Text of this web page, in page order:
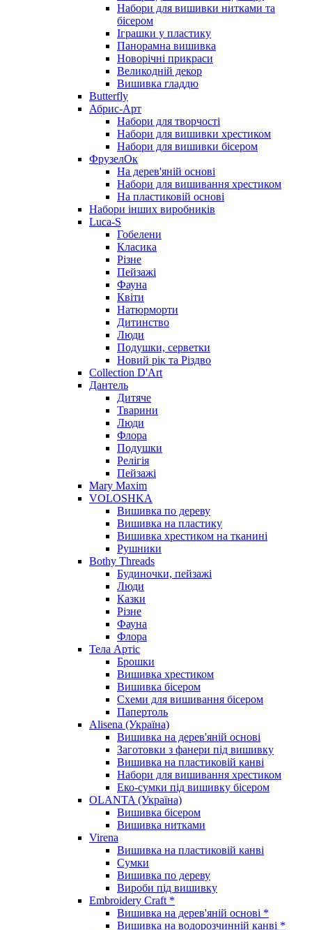
Набори для вишивки нитками та
бісером
Іграшки у пластику
Панорамна вишивка
Новорічні прикраси
Великодній декор
Вишивка гладдю
Butterfly
Абрис-Арт
Набори для творчості
Набори для вишивки хрестиком
Набори для вишивки бісером
ФрузелОк
На дерев'яній основі
Набори для вишивання хрестиком
На пластиковій основі
Набори інших виробників
Luca-S
Гобелени
Класика
Різне
Пейзажі
Фауна
Квіти
Натюрморти
Дитинство
Люди
Подушки, серветки
Новий рік та Різдво
Collection D'Art
Дантель
Дитяче
Тварини
Люди
Флора
Подушки
Релігія
Пейзажі
Mary Maxim
VOLOSHKA
Вишивка по дереву
Вишивка на пластику
Вишивка хрестиком на тканині
Рушники
Bothy Threads
Будиночки, пейзажі
Люди
Казки
Різне
Фауна
Флора
Тела Артіс
Брошки
Вишивка хрестиком
Вишивка бісером
Схеми для вишивання бісером
Папертоль
Alisena (Україна)
Вишивка на дерев'яній основі
Заготовки з фанери під вишивку
Вишивка на пластиковій канві
Набори для вишивання хрестиком
Еко-сумки під вишивку бісером
OLANTA (Україна)
Вишивка бісером
Вишивка нитками
Virena
Вишивка на пластиковій канві
Сумки
Вишивка по дереву
Вироби під вишивку
Embroidery Craft *
Вишивка на дерев'яній основі *
Вишивка на водорозчинній канві *